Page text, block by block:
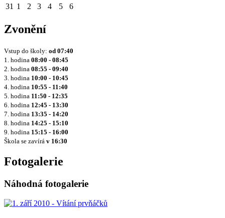
31 1 2 3 4 5 6
Zvonění
Vstup do školy: od 07:40
1. hodina 08:00 - 08:45
2. hodina 08:55 - 09:40
3. hodina 10:00 - 10:45
4. hodina 10:55 - 11:40
5. hodina 11:50 - 12:35
6. hodina 12:45 - 13:30
7. hodina 13:35 - 14:20
8. hodina 14:25 - 15:10
9. hodina 15:15 - 16:00
Škola se zavírá v 16:30
Fotogalerie
Náhodná fotogalerie